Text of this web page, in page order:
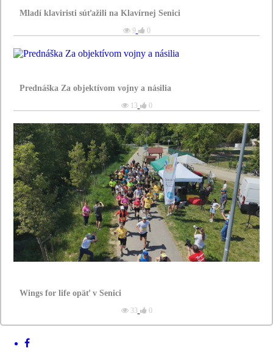
Mladí klaviristi súťažili na Klavírnej Senici
9 0
Prednáška Za objektívom vojny a násilia
13 0
Wings for life opäť v Senici
33 0